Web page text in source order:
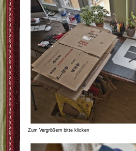
Zum Vergrößern bitte klicken